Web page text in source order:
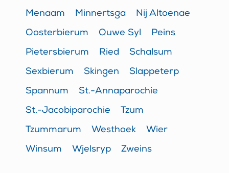
Menaam Minnertsga Nij Altoenae
Oosterbierum Ouwe Syl Peins
Pietersbierum Ried Schalsum
Sexbierum Skingen Slappeterp
Spannum St.-Annaparochie
St.-Jacobiparochie Tzum
Tzummarum Westhoek Wier
Winsum Wjelsryp Zweins